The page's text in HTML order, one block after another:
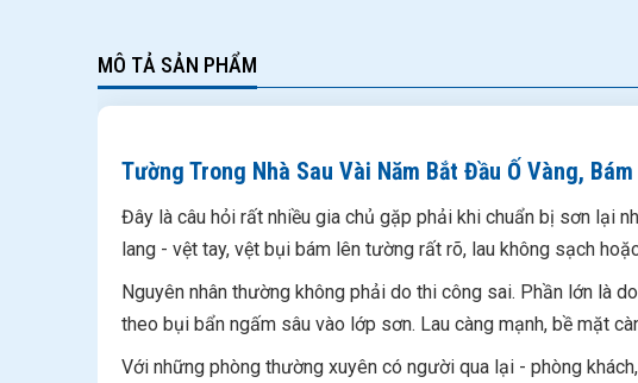
MÔ TẢ SẢN PHẨM
Tường Trong Nhà Sau Vài Năm Bắt Đầu Ố Vàng,
Đây là câu hỏi rất nhiều gia chủ gặp phải khi chuẩn bị sơn lại
lang - vệt tay, vệt bụi bám lên tường rất rõ, lau không sạch
Nguyên nhân thường không phải do thi công sai. Phần lớn là
theo bụi bẩn ngấm sâu vào lớp sơn. Lau càng mạnh, bề mặt
Với những phòng thường xuyên có người qua lại - phòng